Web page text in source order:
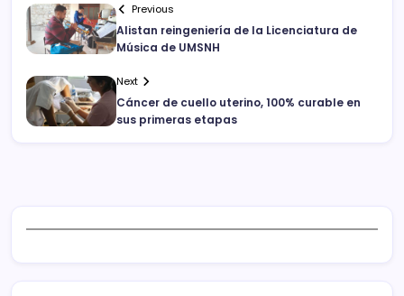
Previous
Alistan reingeniería de la Licenciatura de
Música de UMSNH
Next
Cáncer de cuello uterino, 100% curable en
sus primeras etapas